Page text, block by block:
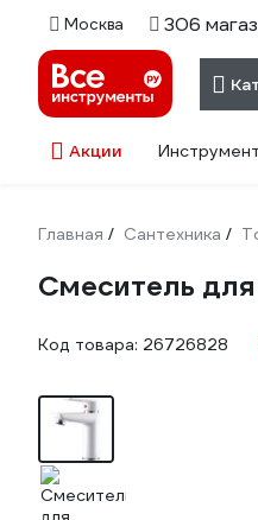
Москва 306
Акции Инструмент
Главная / Сантехника /
Смеситель
Код товара: 26726828